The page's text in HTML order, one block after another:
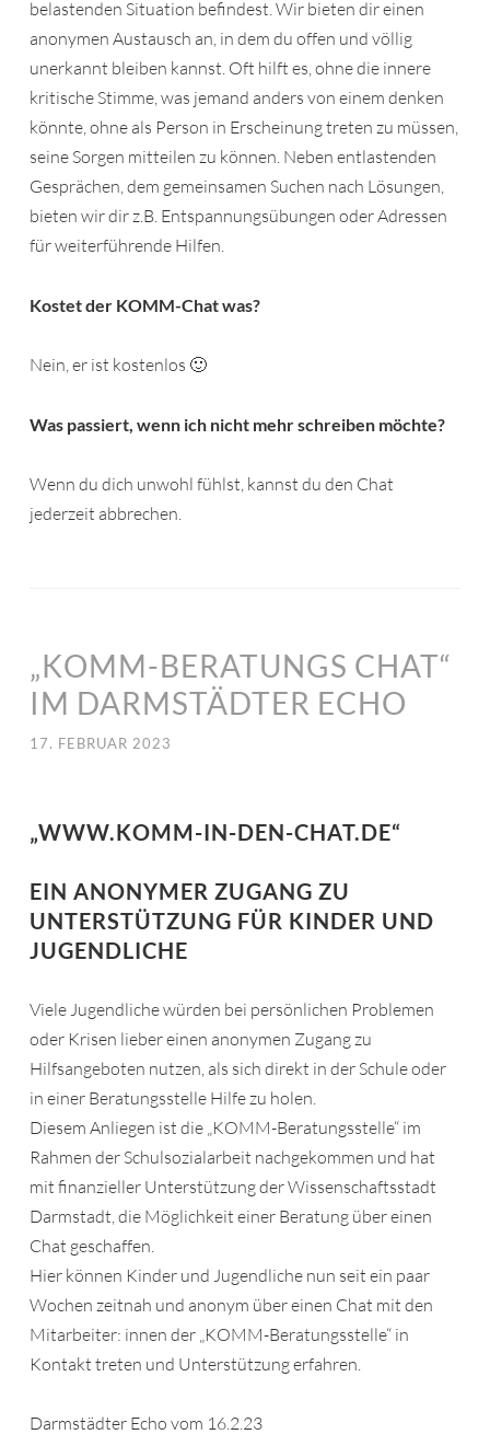
belastenden Situation befindest. Wir bieten dir einen
anonymen Austausch an, in dem du offen und völlig
unerkannt bleiben kannst. Oft hilft es, ohne die innere
kritische Stimme, was jemand anders von einem denken
könnte, ohne als Person in Erscheinung treten zu müssen,
seine Sorgen mitteilen zu können. Neben entlastenden
Gesprächen, dem gemeinsamen Suchen nach Lösungen,
bieten wir dir z.B. Entspannungsübungen oder Adressen
für weiterführende Hilfen.
Kostet der KOMM-Chat was?
Nein, er ist kostenlos 🙂
Was passiert, wenn ich nicht mehr schreiben möchte?
Wenn du dich unwohl fühlst, kannst du den Chat
jederzeit abbrechen.
„KOMM-BERATUNGS CHAT“
IM DARMSTÄDTER ECHO
17. FEBRUAR 2023
„WWW.KOMM-IN-DEN-CHAT.DE“
EIN ANONYMER ZUGANG ZU
UNTERSTÜTZUNG FÜR KINDER UND
JUGENDLICHE
Viele Jugendliche würden bei persönlichen Problemen
oder Krisen lieber einen anonymen Zugang zu
Hilfsangeboten nutzen, als sich direkt in der Schule oder
in einer Beratungsstelle Hilfe zu holen.
Diesem Anliegen ist die „KOMM-Beratungsstelle“ im
Rahmen der Schulsozialarbeit nachgekommen und hat
mit finanzieller Unterstützung der Wissenschaftsstadt
Darmstadt, die Möglichkeit einer Beratung über einen
Chat geschaffen.
Hier können Kinder und Jugendliche nun seit ein paar
Wochen zeitnah und anonym über einen Chat mit den
Mitarbeiter: innen der „KOMM-Beratungsstelle“ in
Kontakt treten und Unterstützung erfahren.
Darmstädter Echo vom 16.2.23